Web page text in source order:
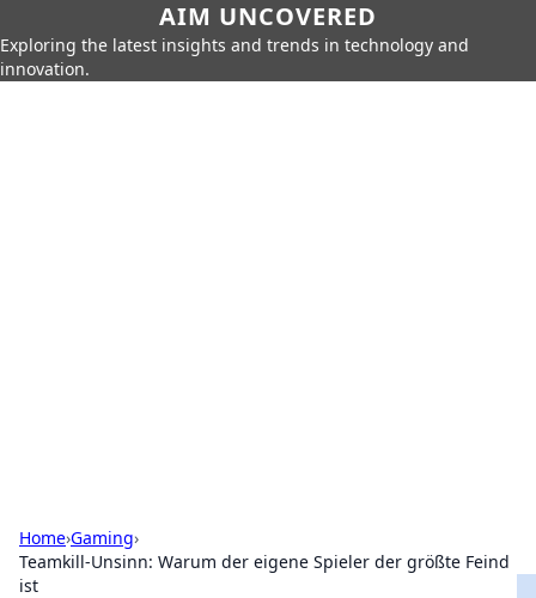
AIM UNCOVERED
Exploring the latest insights and trends in technology and
innovation.
Home›Gaming›
Teamkill-Unsinn: Warum der eigene Spieler der größte Feind
ist